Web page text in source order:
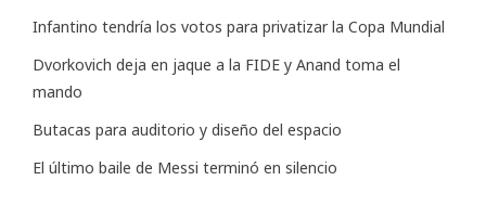
Infantino tendría los votos para privatizar la Copa Mundial
Dvorkovich deja en jaque a la FIDE y Anand toma el
mando
Butacas para auditorio y diseño del espacio
El último baile de Messi terminó en silencio